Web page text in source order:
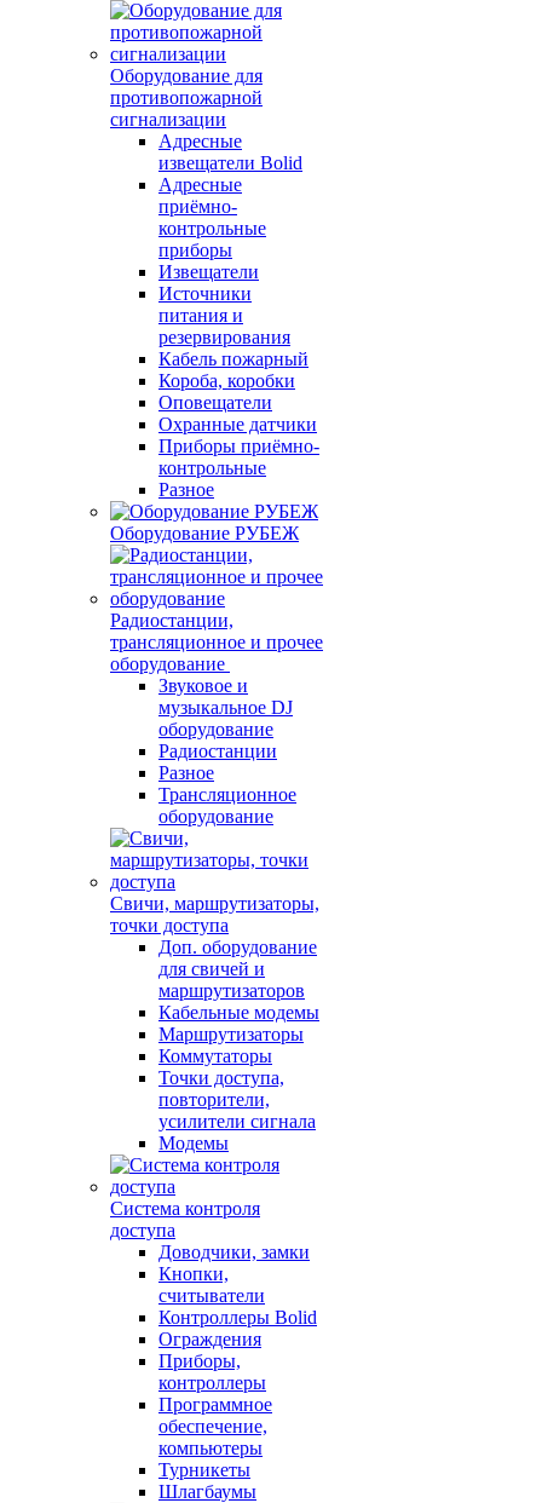
Оборудование для
противопожарной
сигнализации
Адресные
извещатели Bolid
Адресные
приёмно-
контрольные
приборы
Извещатели
Источники
питания и
резервирования
Кабель пожарный
Короба, коробки
Оповещатели
Охранные датчики
Приборы приёмно-
контрольные
Разное
Оборудование РУБЕЖ
Радиостанции,
трансляционное и прочее
оборудование
Звуковое и
музыкальное DJ
оборудование
Радиостанции
Разное
Трансляционное
оборудование
Свичи, маршрутизаторы,
точки доступа
Доп. оборудование
для свичей и
маршрутизаторов
Кабельные модемы
Маршрутизаторы
Коммутаторы
Точки доступа,
повторители,
усилители сигнала
Модемы
Система контроля
доступа
Доводчики, замки
Кнопки,
считыватели
Контроллеры Bolid
Ограждения
Приборы,
контроллеры
Программное
обеспечение,
компьютеры
Турникеты
Шлагбаумы